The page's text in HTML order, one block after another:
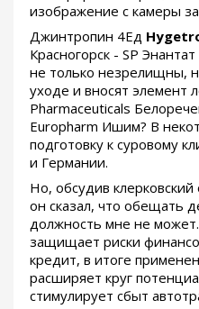
изображение с камеры
Джинтропин 4Ед
Красногорск - SP
не только незрелищны,
уходе и вносят элемент
Pharmaceuticals
Europharm Ишим? В
подготовку к суровому
и Германии.
Но, обсудив
он сказал, что обещать
должность мне не
защищает риски
кредит, в итоге
расширяет круг
стимулирует сбыт